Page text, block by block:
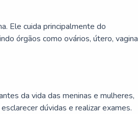
Ele cuida principalmente do
órgãos como ovários, útero, vagina
da vida das meninas e mulheres,
dúvidas e realizar exames.